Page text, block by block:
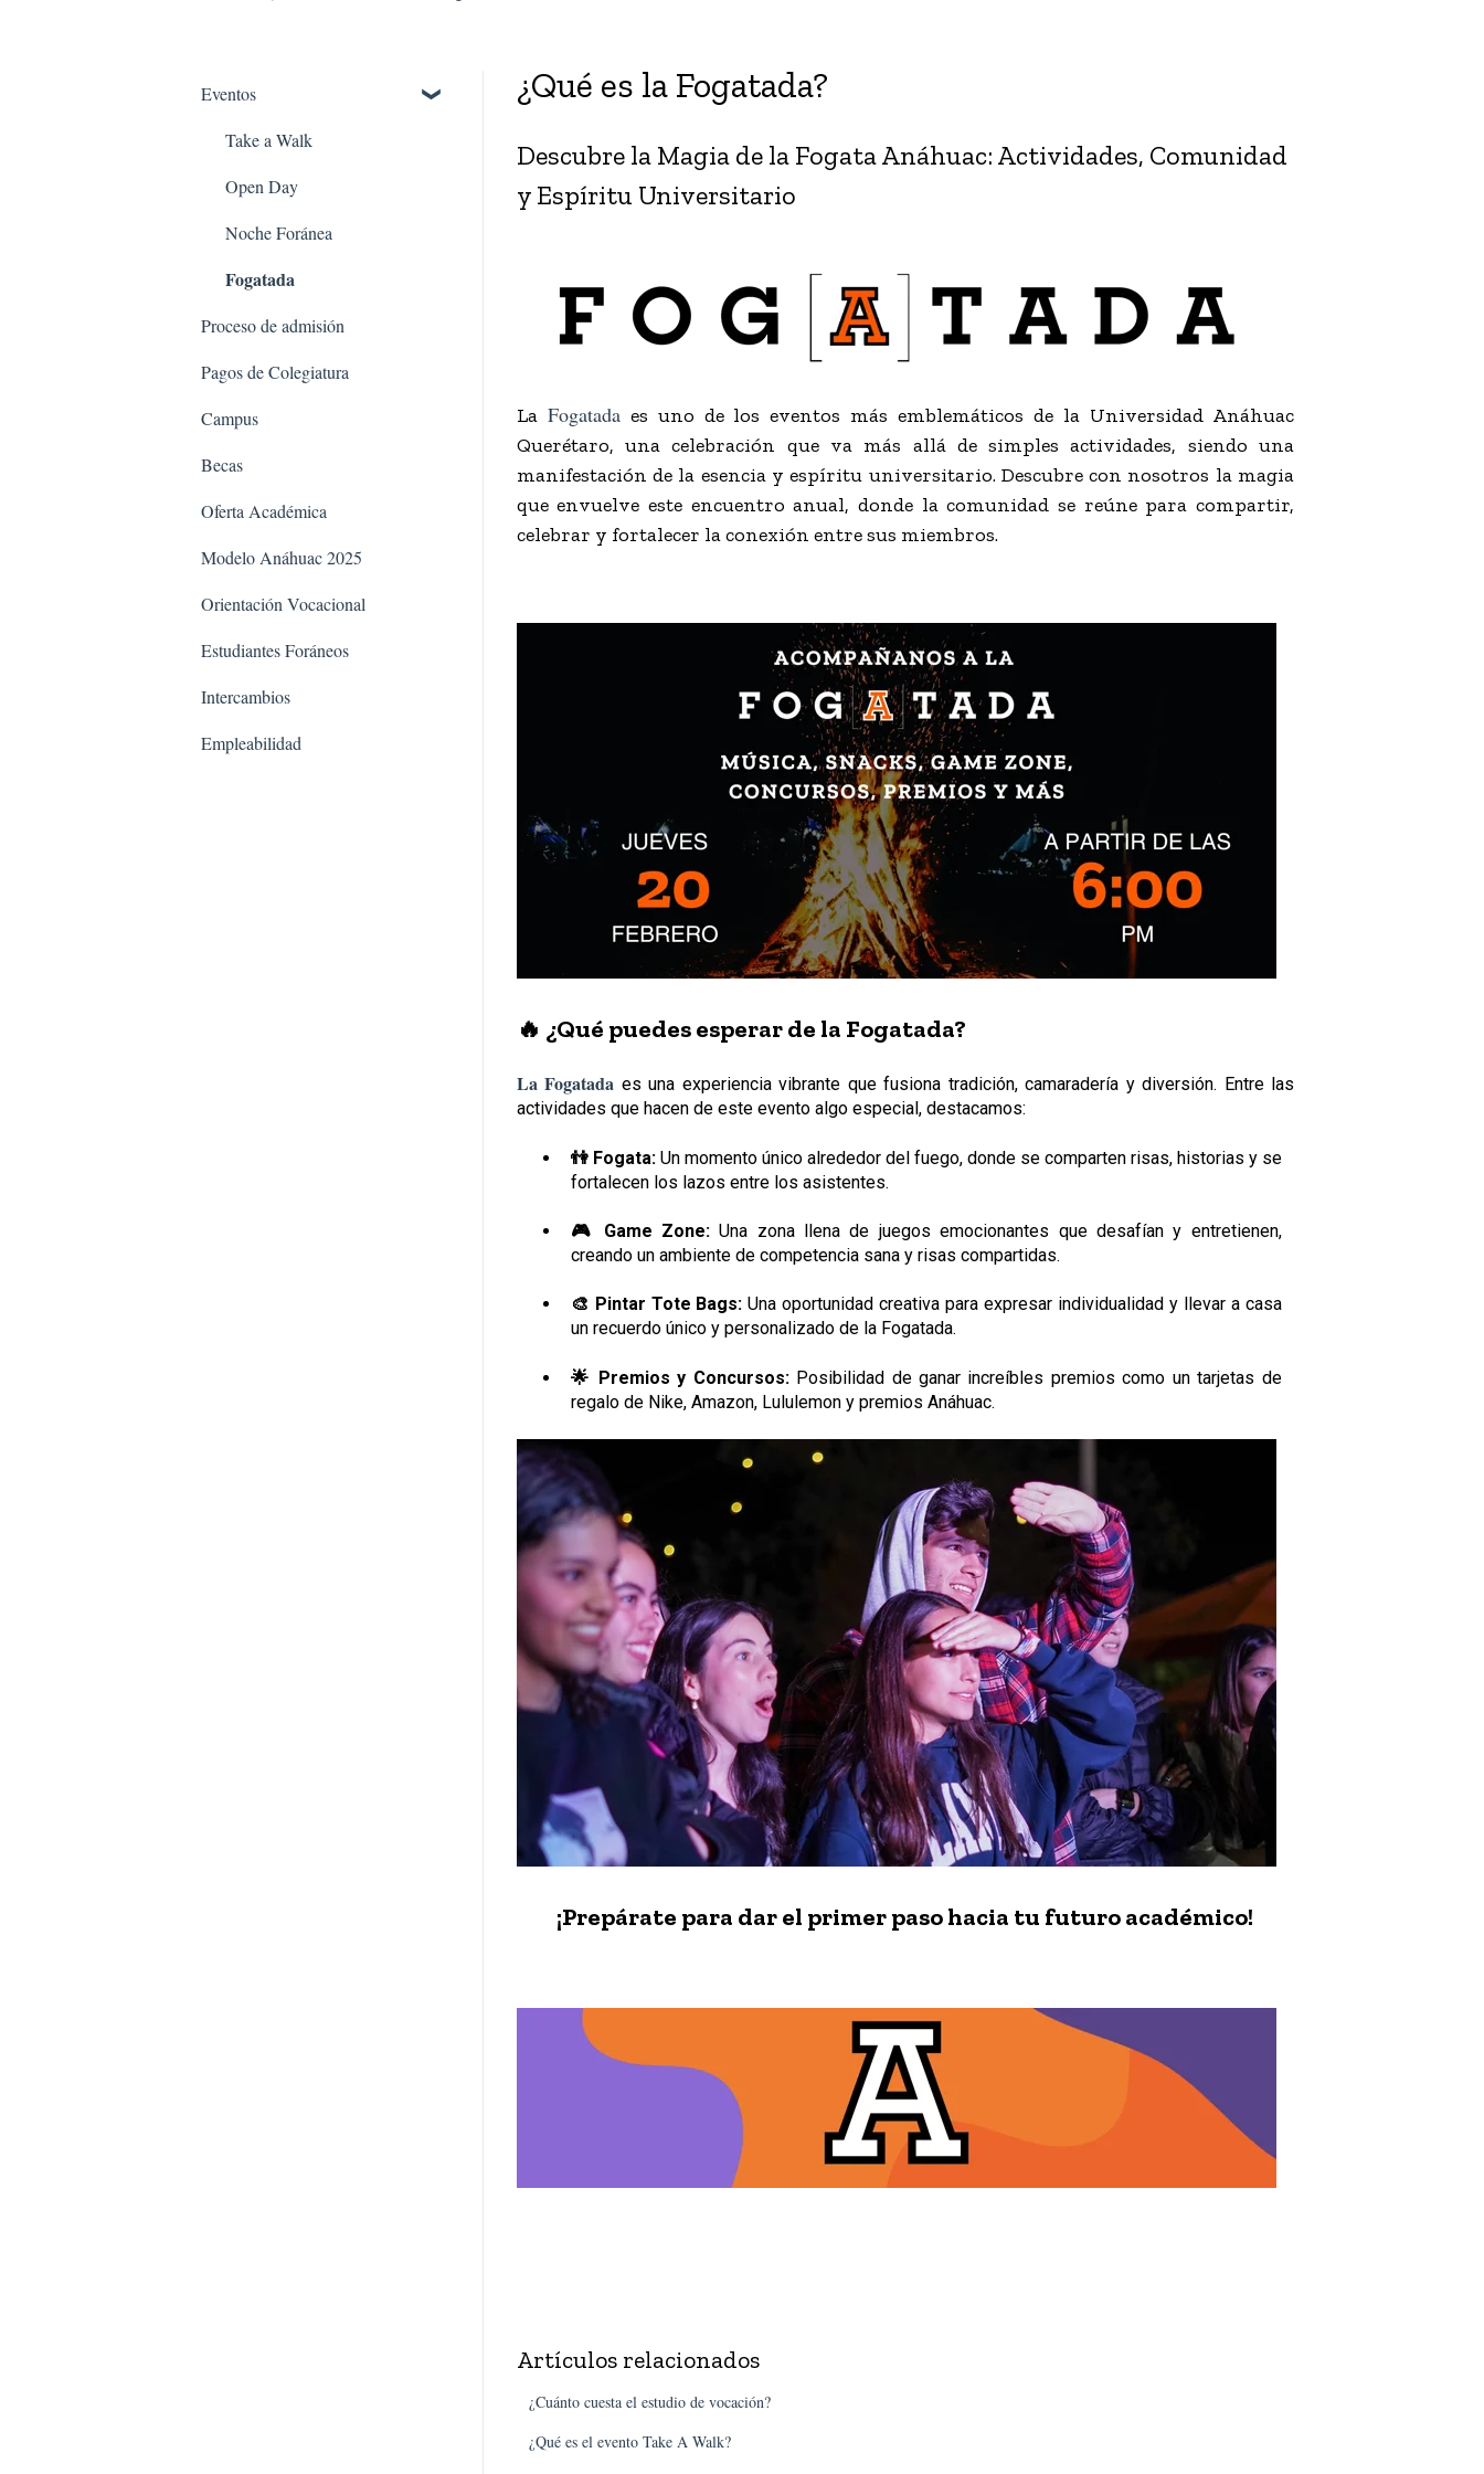
¿Qué es la Fogatada?
Descubre la Magia de la Fogata Anáhuac: Actividades, Comunidad
y Espíritu Universitario
La Fogatadaes uno de los eventos más emblemáticos de la Universidad Anáhuac
Querétaro, una celebración que va más allá de simples actividades, siendo una
manifestación de la esencia y espíritu universitario. Descubre con nosotros la magia
que envuelve este encuentro anual, donde la comunidad se reúne para compartir,
celebrar y fortalecer la conexión entre sus miembros.
🔥 ¿Qué puedes esperar de la Fogatada?
La Fogatada es una experiencia vibrante que fusiona tradición, camaradería y diversión. Entre las
actividades que hacen de este evento algo especial, destacamos:
👫 Fogata:Un momento único alrededor del fuego, donde se comparten risas, historias y se
fortalecen los lazos entre los asistentes.
🎮 Game Zone:Una zona llena de juegos emocionantes que desafían y entretienen,
creando un ambiente de competencia sana y risas compartidas.
🎨 Pintar Tote Bags: Una oportunidad creativa para expresar individualidad y llevar a casa
un recuerdo único y personalizado de la Fogatada.
🌟 Premios y Concursos:Posibilidad de ganar increíbles premios como un tarjetas de
regalo de Nike, Amazon, Lululemon y premios Anáhuac.
¡Prepárate para dar el primer paso hacia tu futuro académico!
Artículos relacionados
¿Cuánto cuesta el estudio de vocación?
¿Qué es el evento Take A Walk?
Eventos
Take a Walk
Open Day
Noche Foránea
Fogatada
Proceso de admisión
Pagos de Colegiatura
Campus
Becas
Oferta Académica
Modelo Anáhuac 2025
Orientación Vocacional
Estudiantes Foráneos
Intercambios
Empleabilidad